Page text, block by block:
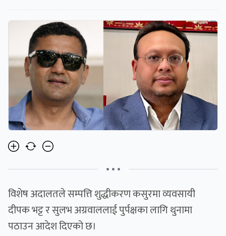
• • •
विशेष अदालतले सम्पत्ति शुद्धीकरण कसुरमा व्यवसायी
दीपक भट्ट र सुलभ अग्रवाललाई पुर्पक्षका लागि थुनामा
पठाउन आदेश दिएको छ।